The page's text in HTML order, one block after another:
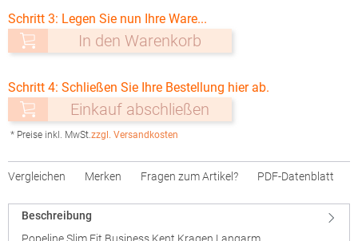
Schritt 3: Legen Sie nun Ihre Ware...
In den Warenkorb
Schritt 4: Schließen Sie Ihre Bestellung hier ab.
Einkauf abschließen
* Preise inkl. MwSt.zzgl. Versandkosten
Vergleichen Merken Fragen zum Artikel? PDF-Datenblatt
Beschreibung